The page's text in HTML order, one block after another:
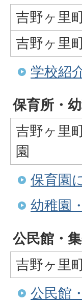
吉野ヶ里
吉野ヶ里
学校紹
保育所・
吉野ヶ里
園
保育園
幼稚園
公民館・
吉野ヶ里
公民館